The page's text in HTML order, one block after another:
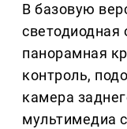
В базовую
панорамная
контроль,
камера
мультимедиа